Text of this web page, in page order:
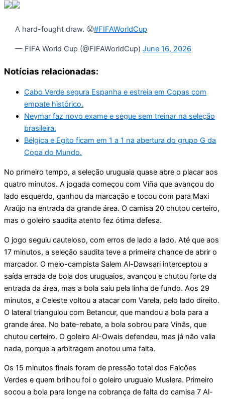
A hard-fought draw. 😤#FIFAWorldCup
— FIFA World Cup (@FIFAWorldCup) June 16, 2026
Notícias relacionadas:
Cabo Verde segura Espanha e estreia em Copas com
empate histórico.
Neymar faz novo exame e segue sem treinar na seleção
brasileira.
Bélgica e Egito ficam em 1 a 1 na abertura do grupo G da
Copa do Mundo.
No primeiro tempo, a seleção uruguaia quase abre o placar aos
quatro minutos. A jogada começou com Viña que avançou do
lado esquerdo, ganhou da marcação e tocou com para Maxi
Araújo na entrada da grande área. O camisa 20 chutou certeiro,
mas o goleiro saudita atento fez ótima defesa.
O jogo seguiu cauteloso, com erros de lado a lado. Até que aos
17 minutos, a seleção saudita teve a primeira chance de abrir o
marcador. O meio-campista Salem Al-Dawsari interceptou a
saída errada de bola dos uruguaios, avançou e chutou forte da
entrada da área, mas a bola saiu pela linha de fundo. Aos 29
minutos, a Celeste voltou a atacar com Varela, pelo lado direito.
O lateral triangulou com Betancur, que mandou a bola para a
grande área. No bate-rebate, a bola sobrou para Vinãs, que
chutou certeiro. O goleiro Al-Owais defendeu, mas já não valia
nada, porque a arbitragem anotou uma falta.
Os 15 minutos finais foram de pressão total dos Falcões
Verdes e quem brilhou foi o goleiro uruguaio Muslera. Primeiro
socou a bola para longe na cobrança de falta do camisa 7 Al-